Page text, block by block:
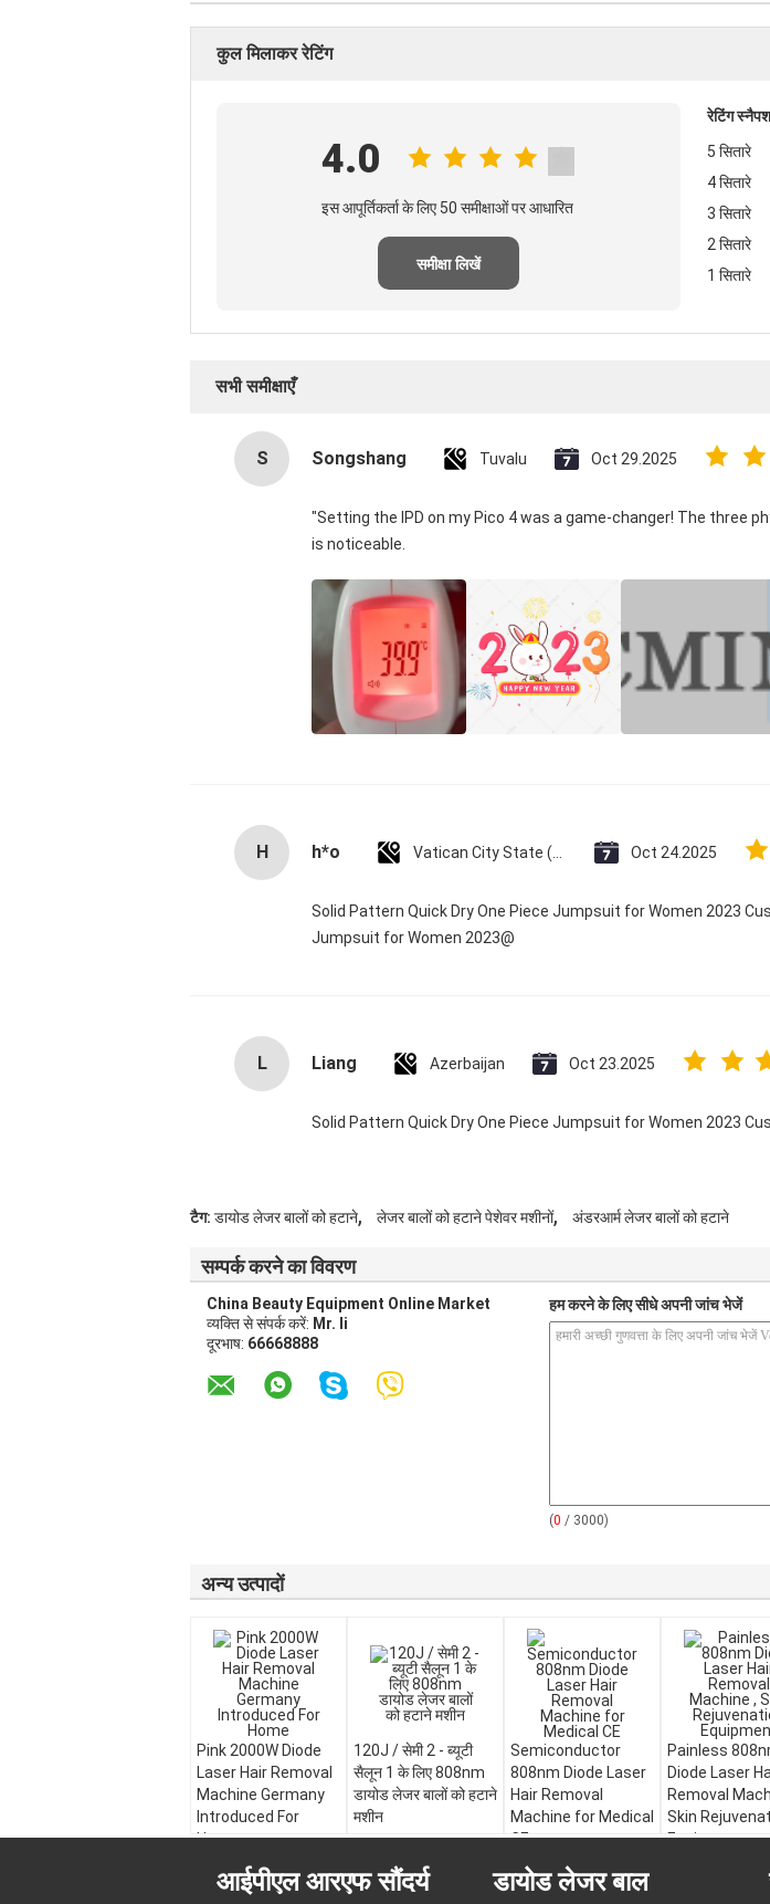
कुल मिलाकर रेटिंग
4.0
इस आपूर्तिकर्ता के लिए 50 समीक्षाओं पर आधारित
समीक्षा लिखें
रेटिंग
5 सितारे
4 सितारे
3 सितारे
2 सितारे
1 सितारे
सभी समीक्षाएँ
S Songshang Tuvalu Oct 29.2025
"Setting the IPD on my Pico 4 was a game-changer! The three
is noticeable.
H h*o Oct 24.2025
Solid Pattern Quick Dry One Piece Jumpsuit for Women 2023
Jumpsuit for Women 2023@
L Liang Azerbaijan Oct 23.2025
Solid Pattern Quick Dry One Piece Jumpsuit for Women 2023
टैग: डायोड लेजर बालों को हटाने, लेजर बालों को हटाने पेशेवर मशीनों, अंडरआर्म लेजर बालों को हटाने
सम्पर्क करने का विवरण
China Beauty Equipment Online Market
व्यक्ति से संपर्क करें: Mr. li
दूरभाष: 66668888
हम करने के लिए सीधे अपनी जांच भेजें
(0 / 3000)
अन्य उत्पादों
Pink 2000W Diode
Laser Hair Removal
Machine Germany
Introduced For
Home
120J / सेमी 2 - ब्यूटी
सैलून 1 के लिए 808nm
डायोड लेजर बालों को हटाने
मशीन
Semiconductor
808nm Diode Laser
Hair Removal
Machine for Medical
CE
Painless
Diode Laser
Removal
Skin
Equipment
आईपीएल आरएफ सौंदर्य डायोड लेजर बाल